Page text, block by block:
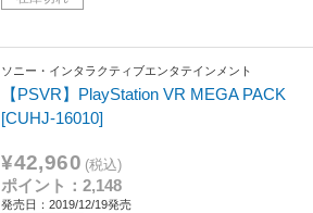
ソニー・インタラクティブエンタテインメント
【PSVR】PlayStation VR MEGA PACK
[CUHJ-16010]
¥42,960 (税込)
ポイント：2,148
発売日：2019/12/19発売